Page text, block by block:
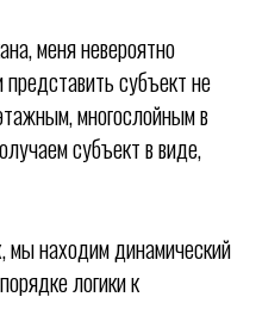
меня невероятно
субъект не
многослойным в
субъект в виде,
мы находим динамический
логики к